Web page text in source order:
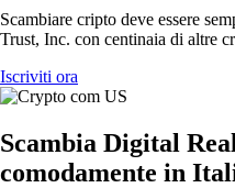
Scambiare cripto deve essere
Trust, Inc. con centinaia di altre
Iscriviti ora
Scambia Digital
comodamente in